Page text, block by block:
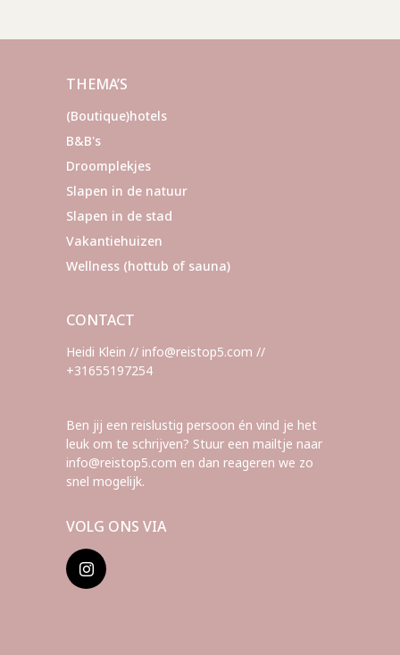
THEMA’S
(Boutique)hotels
B&B's
Droomplekjes
Slapen in de natuur
Slapen in de stad
Vakantiehuizen
Wellness (hottub of sauna)
CONTACT
Heidi Klein // info@reistop5.com //
+31655197254
Ben jij een reislustig persoon én vind je het
leuk om te schrijven? Stuur een mailtje naar
info@reistop5.com en dan reageren we zo
snel mogelijk.
VOLG ONS VIA